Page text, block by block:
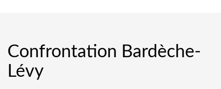
Confrontation Bardèche-
Lévy